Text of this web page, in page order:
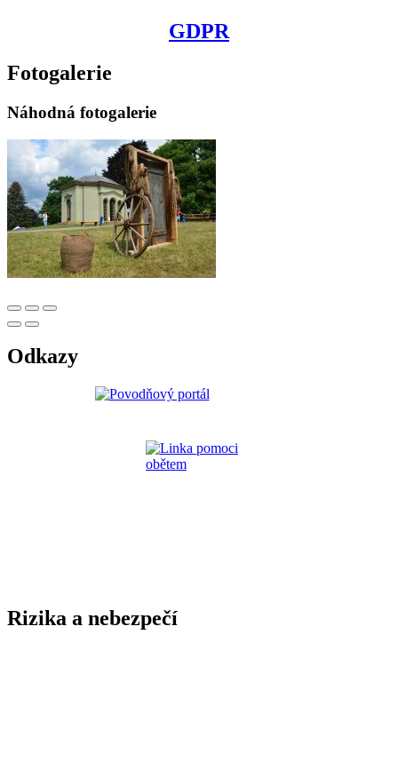
GDPR
Fotogalerie
Náhodná fotogalerie
Odkazy
Rizika a nebezpečí